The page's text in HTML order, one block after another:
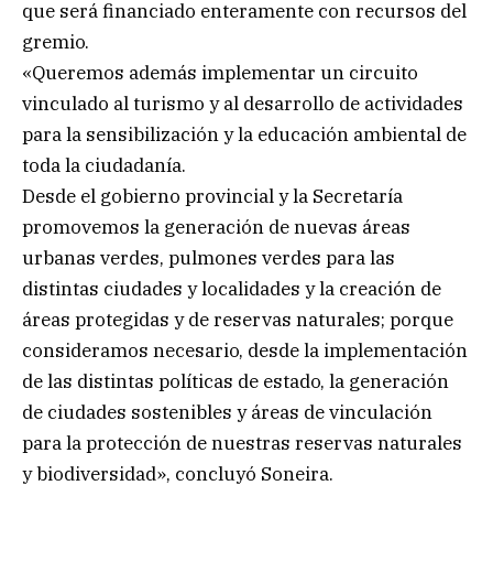
que será financiado enteramente con recursos del
gremio.
«Queremos además implementar un circuito
vinculado al turismo y al desarrollo de actividades
para la sensibilización y la educación ambiental de
toda la ciudadanía.
Desde el gobierno provincial y la Secretaría
promovemos la generación de nuevas áreas
urbanas verdes, pulmones verdes para las
distintas ciudades y localidades y la creación de
áreas protegidas y de reservas naturales; porque
consideramos necesario, desde la implementación
de las distintas políticas de estado, la generación
de ciudades sostenibles y áreas de vinculación
para la protección de nuestras reservas naturales
y biodiversidad», concluyó Soneira.